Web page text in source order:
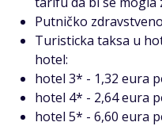
Putničko
Turisticka taksa u
hotel:
hotel 3* - 1,32 eura
hotel 4* - 2,64 eura
hotel 5* - 6,60 eura